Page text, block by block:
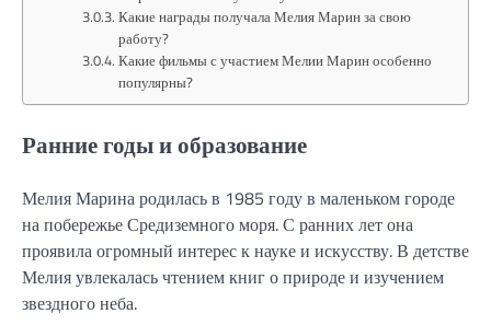
Какие награды получала Мелия Марин за свою
работу?
Какие фильмы с участием Мелии Марин особенно
популярны?
Ранние годы и образование
Мелия Марина родилась в 1985 году в маленьком городе
на побережье Средиземного моря. С ранних лет она
проявила огромный интерес к науке и искусству. В детстве
Мелия увлекалась чтением книг о природе и изучением
звездного неба.